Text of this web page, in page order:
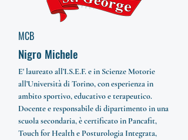
MCB
Nigro Michele
E' laureato all’I.S.E.F. e in Scienze Motorie
all’Università di Torino, con esperienza in
ambito sportivo, educativo e terapeutico.
Docente e responsabile di dipartimento in una
scuola secondaria, è certificato in Pancafit,
Touch for Health e Posturologia Integrata,